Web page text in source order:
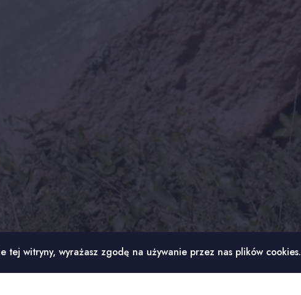
tej witryny, wyrażasz zgodę na używanie przez nas plików cookies.